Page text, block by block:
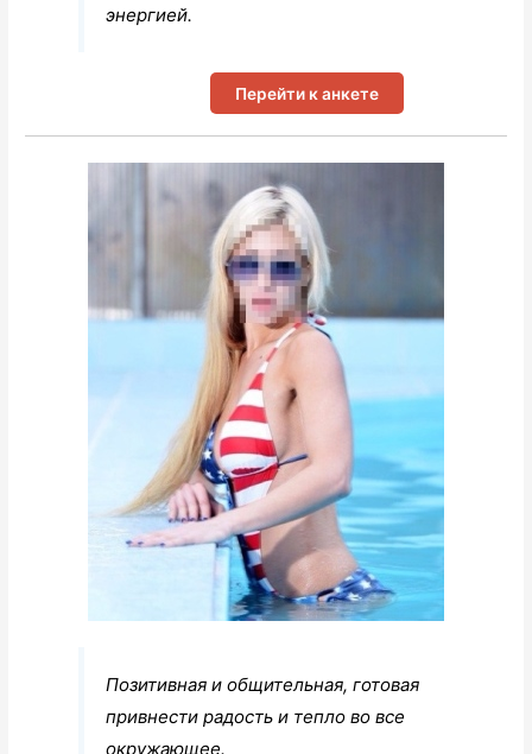
энергией.
Перейти к анкете
Позитивная и общительная, готовая
привнести радость и тепло во все
окружающее.